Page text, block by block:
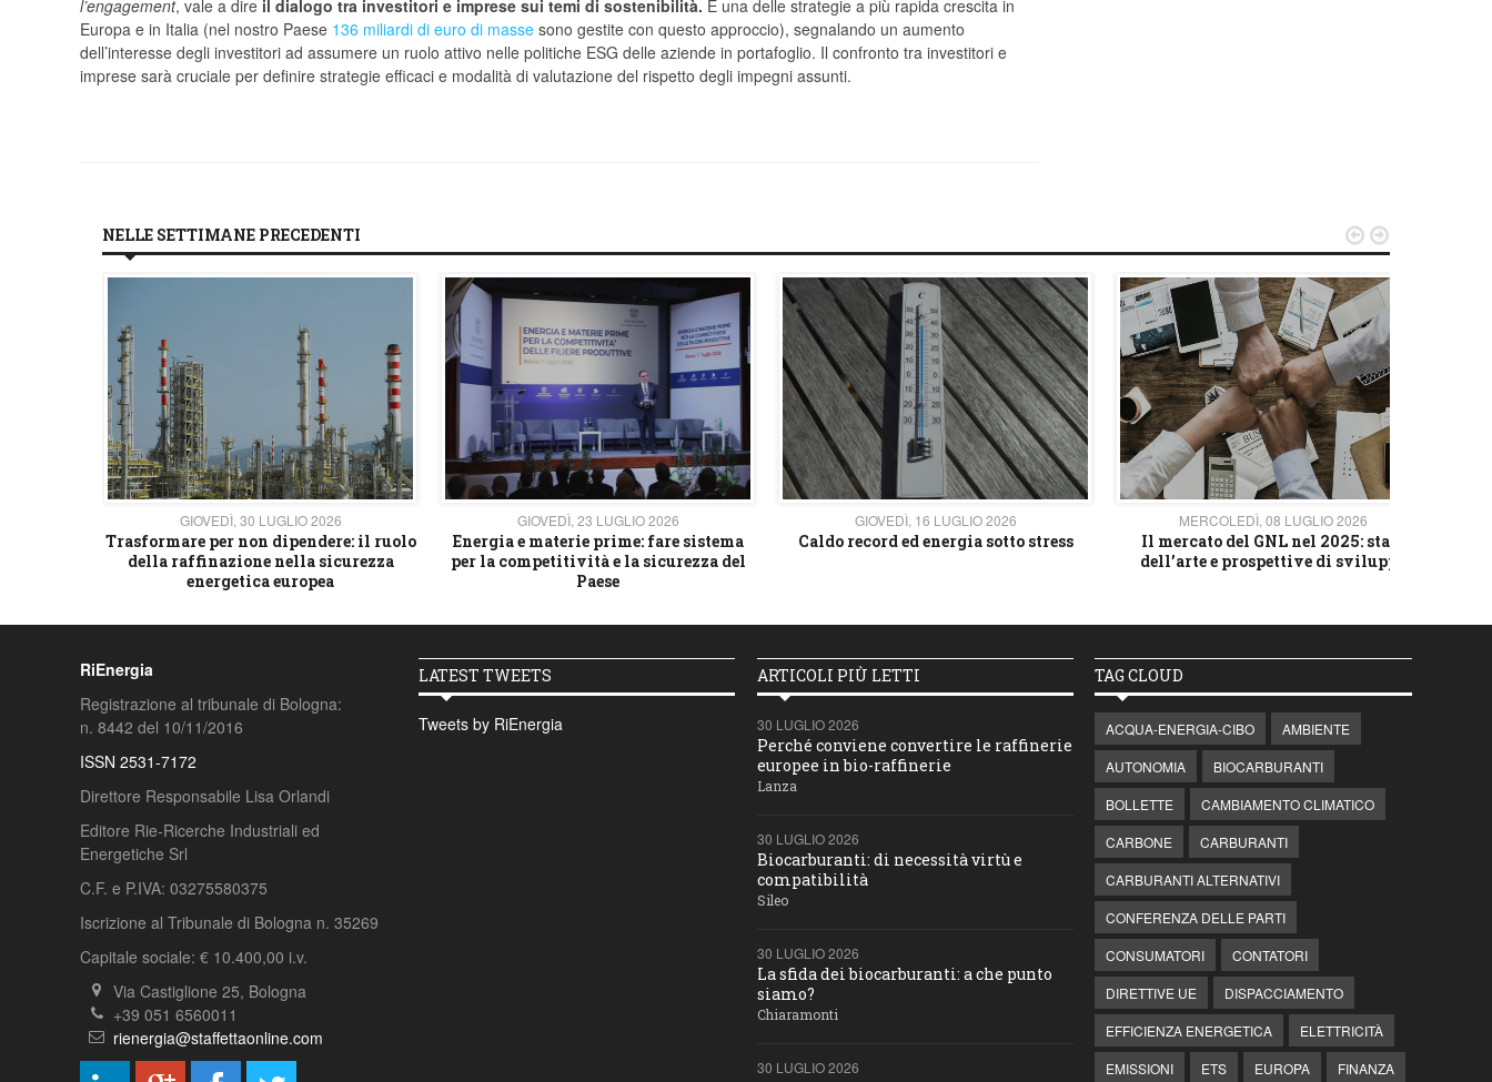
l’engagement, vale a dire il dialogo tra investitori e imprese sui temi di sostenibilità. È una delle strategie a più rapida crescita in
Europa e in Italia (nel nostro Paese 136 miliardi di euro di masse sono gestite con questo approccio), segnalando un aumento
dell’interesse degli investitori ad assumere un ruolo attivo nelle politiche ESG delle aziende in portafoglio. Il confronto tra investitori e
imprese sarà cruciale per definire strategie efficaci e modalità di valutazione del rispetto degli impegni assunti.
NELLE SETTIMANE PRECEDENTI
GIOVEDÌ, 30 LUGLIO 2026
Trasformare per non dipendere: il ruolo
della raffinazione nella sicurezza
energetica europea
GIOVEDÌ, 23 LUGLIO 2026
Energia e materie prime: fare sistema
per la competitività e la sicurezza del
Paese
GIOVEDÌ, 16 LUGLIO 2026
Caldo record ed energia sotto stress
MERCOLEDÌ, 08 LUGLIO 2026
Il mercato del GNL nel 2025: stato
dell’arte e prospettive di sviluppo
 
RiEnergia
Registrazione al tribunale di Bologna:
n. 8442 del 10/11/2016
ISSN 2531-7172
Direttore Responsabile Lisa Orlandi
Editore Rie-Ricerche Industriali ed
Energetiche Srl
C.F. e P.IVA: 03275580375
Iscrizione al Tribunale di Bologna n. 35269
Capitale sociale: € 10.400,00 i.v.
Via Castiglione 25, Bologna
+39 051 6560011
rienergia@staffettaonline.com
LATEST TWEETS
Tweets by RiEnergia
ARTICOLI PIÙ LETTI
30 LUGLIO 2026
Perché conviene convertire le raffinerie
europee in bio-raffinerie
Lanza
30 LUGLIO 2026
Biocarburanti: di necessità virtù e
compatibilità
Sileo
30 LUGLIO 2026
La sfida dei biocarburanti: a che punto
siamo?
Chiaramonti
30 LUGLIO 2026
TAG CLOUD
ACQUA-ENERGIA-CIBO
AMBIENTE
AUTONOMIA
BIOCARBURANTI
BOLLETTE
CAMBIAMENTO CLIMATICO
CARBONE
CARBURANTI
CARBURANTI ALTERNATIVI
CONFERENZA DELLE PARTI
CONSUMATORI
CONTATORI
DIRETTIVE UE
DISPACCIAMENTO
EFFICIENZA ENERGETICA
ELETTRICITÀ
EMISSIONI
ETS EUROPA FINANZA